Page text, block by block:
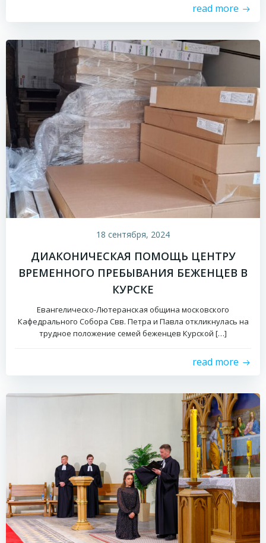
read more
18 сентября, 2024
ДИАКОНИЧЕСКАЯ ПОМОЩЬ ЦЕНТРУ
ВРЕМЕННОГО ПРЕБЫВАНИЯ БЕЖЕНЦЕВ В
КУРСКЕ
Евангелическо-Лютеранская община московского
Кафедрального Собора Свв. Петра и Павла откликнулась на
трудное положение семей беженцев Курской […]
read more